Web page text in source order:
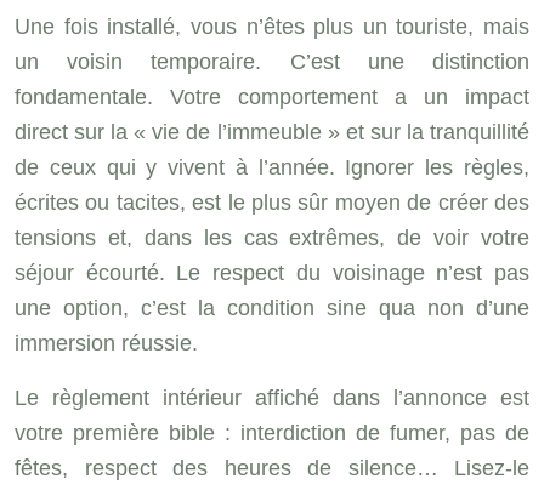
Une fois installé, vous n’êtes plus un touriste, mais
un voisin temporaire. C’est une distinction
fondamentale. Votre comportement a un impact
direct sur la « vie de l’immeuble » et sur la tranquillité
de ceux qui y vivent à l’année. Ignorer les règles,
écrites ou tacites, est le plus sûr moyen de créer des
tensions et, dans les cas extrêmes, de voir votre
séjour écourté. Le respect du voisinage n’est pas
une option, c’est la condition sine qua non d’une
immersion réussie.
Le règlement intérieur affiché dans l’annonce est
votre première bible : interdiction de fumer, pas de
fêtes, respect des heures de silence… Lisez-le